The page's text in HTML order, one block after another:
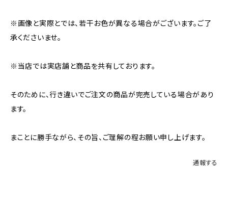
※画像と実際とでは、若干お色が異なる場合がございます。ご了
承くださいませ。
※当店では実店舗と商品を共有しております。
そのために、行き違いでご注文の商品が完売している場合があり
ます。
まことに勝手ながら、その旨、ご理解の程お願い申し上げます。
通報する